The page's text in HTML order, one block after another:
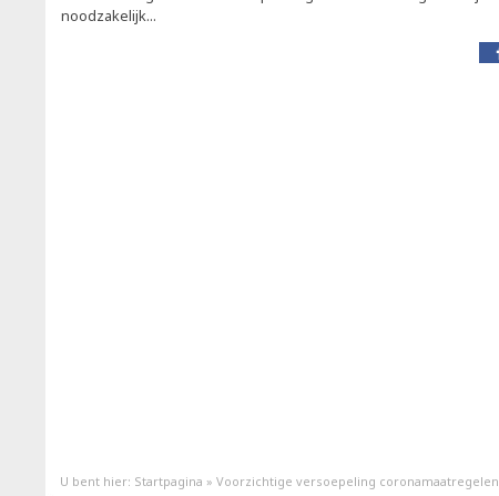
noodzakelijk...
U bent hier: Startpagina » Voorzichtige versoepeling coronamaatregelen